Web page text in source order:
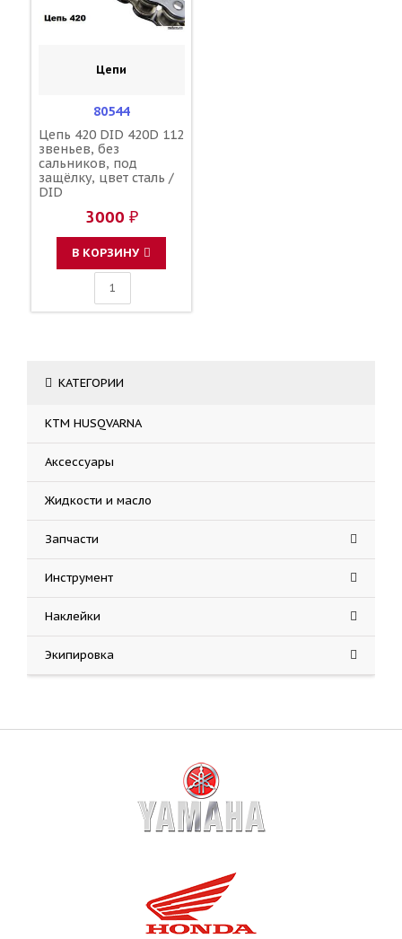
Цепи
80544
Цепь 420 DID 420D 112
звеньев, без
сальников, под
защёлку, цвет сталь /
DID
3000 ₽
В КОРЗИНУ
КАТЕГОРИИ
KTM HUSQVARNA
Аксессуары
Жидкости и масло
Запчасти
Инструмент
Наклейки
Экипировка